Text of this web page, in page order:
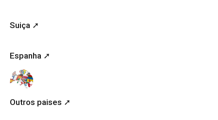
Suiça ➚
Espanha ➚
Outros paises ➚